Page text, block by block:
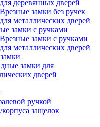
для деревянных дверей
Врезные замки без ручек
для металлических дверей
замки с ручками
Врезные замки с ручками
для металлических дверей
замки для
дверей
ручкой
защелок